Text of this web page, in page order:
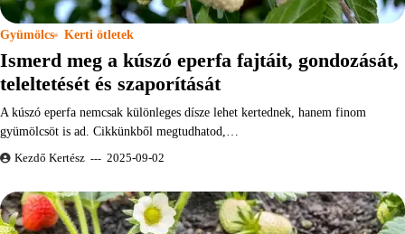
Gyümölcs Kerti ötletek
Ismerd meg a kúszó eperfa fajtáit, gondozását,
teleltetését és szaporítását
A kúszó eperfa nemcsak különleges dísze lehet kertednek, hanem finom
gyümölcsöt is ad. Cikkünkből megtudhatod,…
Kezdő Kertész 2025-09-02